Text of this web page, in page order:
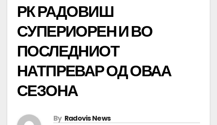
РК РАДОВИШ
СУПЕРИОРЕН И ВО
ПОСЛЕДНИОТ
НАТПРЕВАР ОД ОВАА
СЕЗОНА
By Radovis News